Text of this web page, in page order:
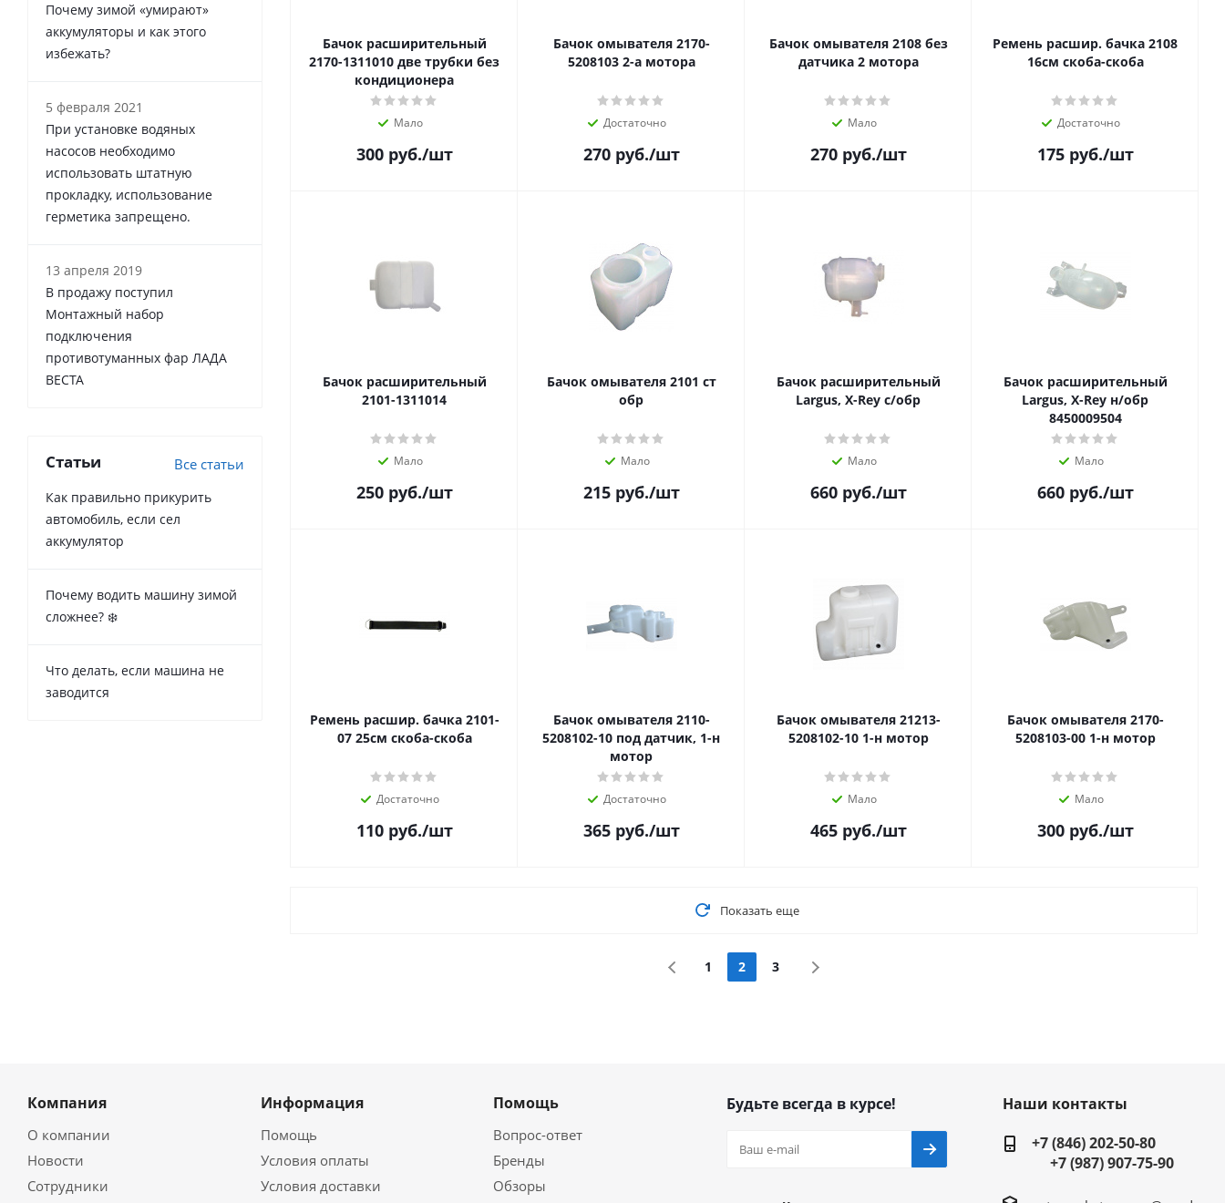
Бачок расширительный
2170-1311010 две трубки без
кондиционера
Мало
300руб./шт
Бачок омывателя 2170-
5208103 2-а мотора
Достаточно
270руб./шт
Бачок омывателя 2108 без
датчика 2 мотора
Мало
270руб./шт
Ремень расшир. бачка 2108
16см скоба-скоба
Достаточно
175руб./шт
Бачок расширительный
2101-1311014
Мало
250руб./шт
Бачок омывателя 2101 ст
обр
Мало
215руб./шт
Бачок расширительный
Largus, X-Rey с/обр
Мало
660руб./шт
Бачок расширительный
Largus, X-Rey н/обр
8450009504
Мало
660руб./шт
Ремень расшир. бачка 2101-
07 25см скоба-скоба
Достаточно
110руб./шт
Бачок омывателя 2110-
5208102-10 под датчик, 1-н
мотор
Достаточно
365руб./шт
Бачок омывателя 21213-
5208102-10 1-н мотор
Мало
465руб./шт
Бачок омывателя 2170-
5208103-00 1-н мотор
Мало
300руб./шт
Показать еще
1 2 3
Почему зимой «умирают»
аккумуляторы и как этого
избежать?
5 февраля 2021
При установке водяных
насосов необходимо
использовать штатную
прокладку, использование
герметика запрещено.
13 апреля 2019
В продажу поступил
Монтажный набор
подключения
противотуманных фар ЛАДА
ВЕСТА
Статьи Все статьи
Как правильно прикурить
автомобиль, если сел
аккумулятор
Почему водить машину зимой
сложнее? ❄️
Что делать, если машина не
заводится
Компания
О компании
Новости
Сотрудники
Информация
Помощь
Условия оплаты
Условия доставки
Помощь
Вопрос-ответ
Бренды
Обзоры
Будьте всегда в курсе!
Наши контакты
+7 (846) 202-50-80
+7 (987) 907-75-90